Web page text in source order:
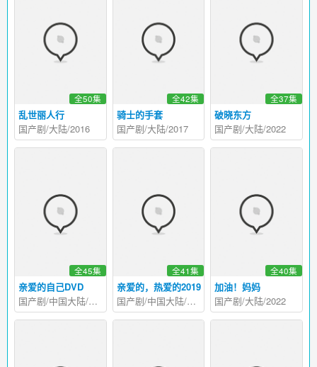
乱世丽人行
全50集
国产剧/大陆/2016
骑士的手套
全42集
国产剧/大陆/2017
破晓东方
全37集
国产剧/大陆/2022
亲爱的自己DVD
全45集
国产剧/中国大陆/2020
亲爱的，热爱的2019
全41集
国产剧/中国大陆/2019
加油！妈妈
全40集
国产剧/大陆/2022